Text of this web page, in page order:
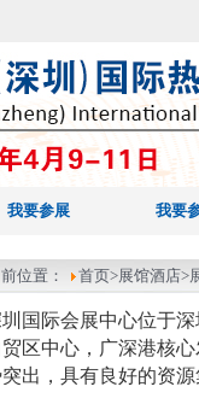
我要参展 我要
位置： 首页>展馆酒店>
国际会展中心位于
贸区中心，广深港核
出，具有良好的资